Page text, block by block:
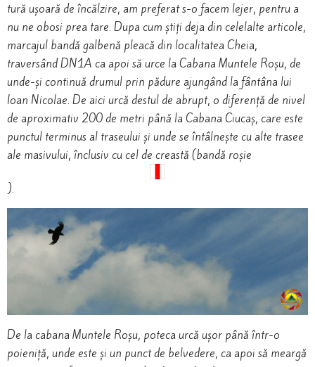
tură ușoară de încălzire, am preferat s-o facem lejer, pentru a
nu ne obosi prea tare. Dupa cum știți deja din celelalte articole,
marcajul bandă galbenă pleacă din localitatea Cheia,
traversând DN1A ca apoi să urce la Cabana Muntele Roșu, de
unde-și continuă drumul prin pădure ajungând la fântâna lui
Ioan Nicolae. De aici urcă destul de abrupt, o diferență de nivel
de aproximativ 200 de metri până la Cabana Ciucaș, care este
punctul terminus al traseului și unde se întâlnește cu alte trasee
ale masivului, înclusiv cu cel de creastă (bandă roșie
).
De la cabana Muntele Roșu, poteca urcă ușor până într-o
poieniță, unde este și un punct de belvedere, ca apoi să meargă